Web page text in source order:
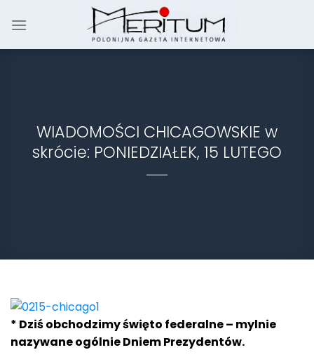
WIADOMOŚCI CHICAGOWSKIE w
skrócie: PONIEDZIAŁEK, 15 LUTEGO
* Dziś obchodzimy święto federalne – mylnie
nazywane ogólnie Dniem Prezydentów.